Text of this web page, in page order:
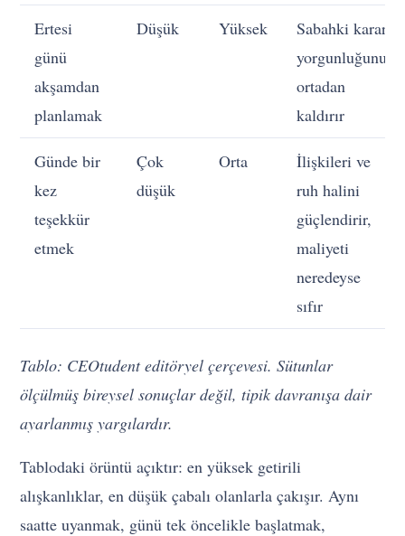
Ertesi
günü
akşamdan
planlamak
Düşük Yüksek
Sabahki karar
yorgunluğunu
ortadan
kaldırır
Günde bir
kez
teşekkür
etmek
Çok
düşük
Orta
İlişkileri ve
ruh halini
güçlendirir,
maliyeti
neredeyse
sıfır
Tablo: CEOtudent editöryel çerçevesi. Sütunlar
ölçülmüş bireysel sonuçlar değil, tipik davranışa dair
ayarlanmış yargılardır.
Tablodaki örüntü açıktır: en yüksek getirili
alışkanlıklar, en düşük çabalı olanlarla çakışır. Aynı
saatte uyanmak, günü tek öncelikle başlatmak,